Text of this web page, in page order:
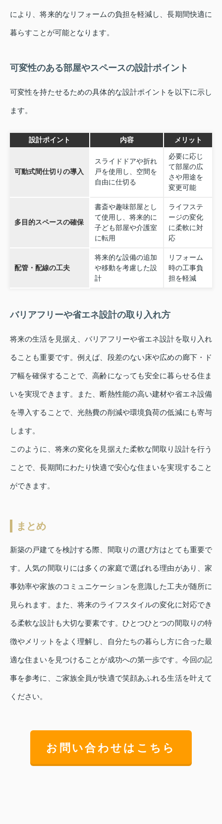
により、将来的なリフォームの負担を軽減し、長期間快適に
暮らすことが可能となります。
可変性のある部屋やスペースの設計ポイント
可変性を持たせるための具体的な設計ポイントを以下に示し
ます。
設計ポイント 内容 メリット
可動式間仕切りの導入
スライドドアや折れ
戸を使用し、空間を
自由に仕切る
必要に応じ
て部屋の広
さや用途を
変更可能
多目的スペースの確保
書斎や趣味部屋とし
て使用し、将来的に
子ども部屋や介護室
に転用
ライフステ
ージの変化
に柔軟に対
応
配管・配線の工夫
将来的な設備の追加
や移動を考慮した設
計
リフォーム
時の工事負
担を軽減
バリアフリーや省エネ設計の取り入れ方
将来の生活を見据え、バリアフリーや省エネ設計を取り入れ
ることも重要です。例えば、段差のない床や広めの廊下・ド
ア幅を確保することで、高齢になっても安全に暮らせる住ま
いを実現できます。また、断熱性能の高い建材や省エネ設備
を導入することで、光熱費の削減や環境負荷の低減にも寄与
します。
このように、将来の変化を見据えた柔軟な間取り設計を行う
ことで、長期間にわたり快適で安心な住まいを実現すること
ができます。
まとめ
新築の戸建てを検討する際、間取りの選び方はとても重要で
す。人気の間取りには多くの家庭で選ばれる理由があり、家
事効率や家族のコミュニケーションを意識した工夫が随所に
見られます。また、将来のライフスタイルの変化に対応でき
る柔軟な設計も大切な要素です。ひとつひとつの間取りの特
徴やメリットをよく理解し、自分たちの暮らし方に合った最
適な住まいを見つけることが成功への第一歩です。今回の記
事を参考に、ご家族全員が快適で笑顔あふれる生活を叶えて
ください。
お問い合わせはこちら